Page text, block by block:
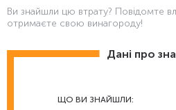
Ви знайшли цю втрату? Повідомте
отримаєте свою винагороду!
Дані про
ЩО ВИ ЗНАЙШЛИ: